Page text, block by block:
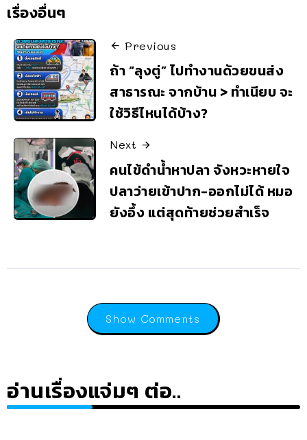
เรื่องอื่นๆ
Previous
ถ้า “ลุงตู่” ไปทำงานด้วยขนส่ง
สาธารณะ จากบ้าน > ทำเนียบ จะ
ใช้วิธีไหนได้บ้าง?
Next
คนไข้ดำน้ำหาปลา จังหวะหายใจ
ปลาว่ายเข้าปาก-ออกไม่ได้ หมอ
ยังอึ้ง แต่สุดท้ายช่วยสำเร็จ
Show Comments
อ่านเรื่องแจ่มๆ ต่อ..